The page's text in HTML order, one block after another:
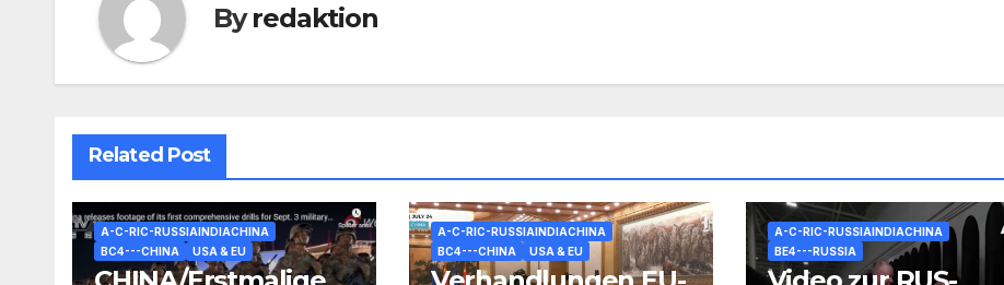
Byredaktion
Related Post
A-C-RIC-RUSSIAINDIACHINA
BC4---CHINA
USA & EU
A-C-RIC-RUSSIAINDIACHINA
BC4---CHINA
USA & EU
A-C-RIC-RUSSIAINDIACHINA
BE4---RUSSIA